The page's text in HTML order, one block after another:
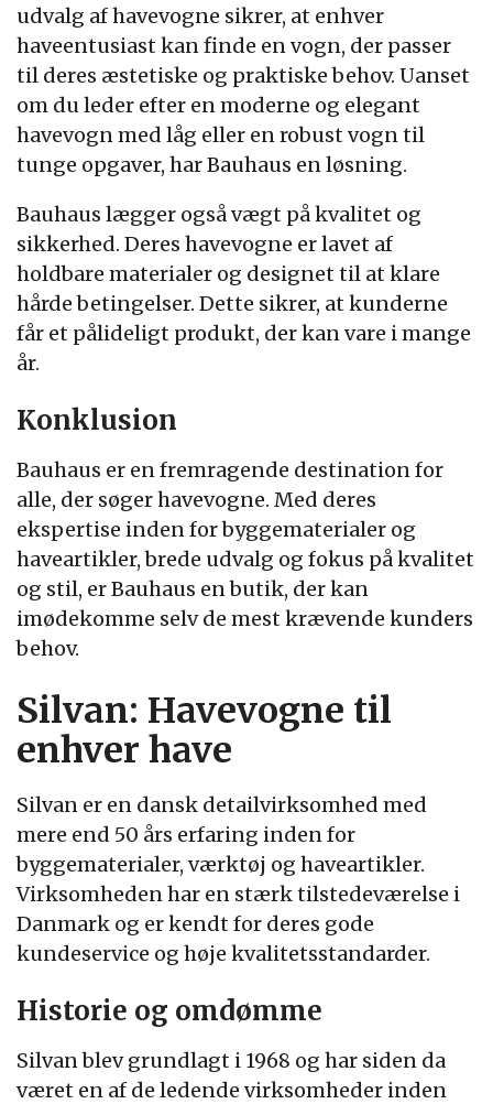
udvalg af havevogne sikrer, at enhver
haveentusiast kan finde en vogn, der passer
til deres æstetiske og praktiske behov. Uanset
om du leder efter en moderne og elegant
havevogn med låg eller en robust vogn til
tunge opgaver, har Bauhaus en løsning.
Bauhaus lægger også vægt på kvalitet og
sikkerhed. Deres havevogne er lavet af
holdbare materialer og designet til at klare
hårde betingelser. Dette sikrer, at kunderne
får et pålideligt produkt, der kan vare i mange
år.
Konklusion
Bauhaus er en fremragende destination for
alle, der søger havevogne. Med deres
ekspertise inden for byggematerialer og
haveartikler, brede udvalg og fokus på kvalitet
og stil, er Bauhaus en butik, der kan
imødekomme selv de mest krævende kunders
behov.
Silvan: Havevogne til
enhver have
Silvan er en dansk detailvirksomhed med
mere end 50 års erfaring inden for
byggematerialer, værktøj og haveartikler.
Virksomheden har en stærk tilstedeværelse i
Danmark og er kendt for deres gode
kundeservice og høje kvalitetsstandarder.
Historie og omdømme
Silvan blev grundlagt i 1968 og har siden da
været en af de ledende virksomheder inden